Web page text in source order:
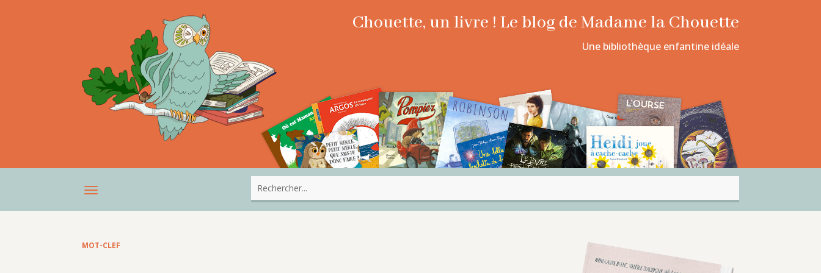
Chouette, un livre ! Le blog de Madame la Chouette
Une bibliothèque enfantine idéale
MOT-CLEF